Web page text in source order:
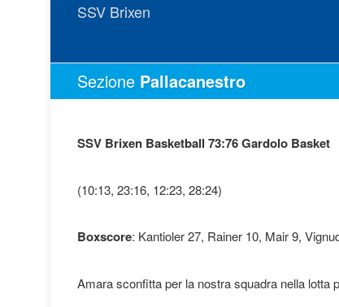
SSV Brixen
Sezione Pallacanestro
SSV Brixen Basketball 73:76 Gardolo Basket
(10:13, 23:16, 12:23, 28:24)
Boxscore: Kantioler 27, Rainer 10, Mair 9,
Amara sconfitta per la nostra squadra nella lotta